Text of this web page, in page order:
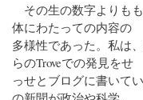
その生の数字よりも
体にわたっての内容の
多様性であった。私は
らのTroveでの発見をせ
っせとブログに書いて